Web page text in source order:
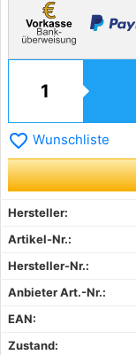
favorite_border Wunschliste
Hersteller:
Artikel-Nr.:
Hersteller-Nr.:
Anbieter Art.-Nr.:
EAN:
Zustand: